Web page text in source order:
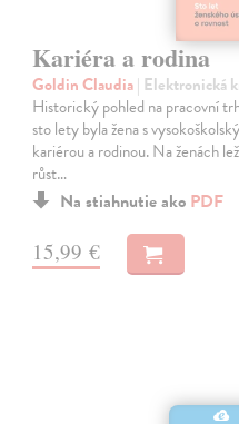
Kariéra a rodina
Goldin Claudia| Elektronická
Historický pohled na pracovní
sto lety byla žena s
kariérou a rodinou. Na ženách
růst…
Na stiahnutie ako PDF
15,99 €